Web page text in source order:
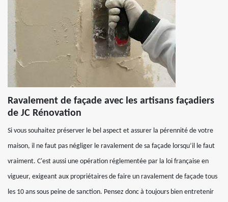
Ravalement de façade avec les artisans façadiers
de JC Rénovation
Si vous souhaitez préserver le bel aspect et assurer la pérennité de votre
maison, il ne faut pas négliger le ravalement de sa façade lorsqu’il le faut
vraiment. C'est aussi une opération réglementée par la loi française en
vigueur, exigeant aux propriétaires de faire un ravalement de façade tous
les 10 ans sous peine de sanction. Pensez donc à toujours bien entretenir